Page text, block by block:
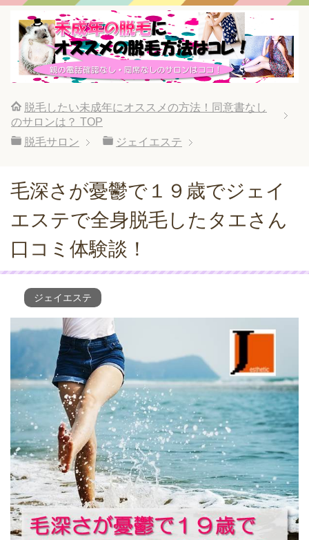
脱毛したい未成年にオススメの方法！同意書なし
のサロンは？ TOP
脱毛サロン
ジェイエステ
毛深さが憂鬱で１９歳でジェイ
エステで全身脱毛したタエさん
口コミ体験談！
ジェイエステ